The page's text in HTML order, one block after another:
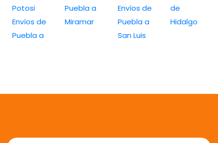
Potosi
Envíos de
Puebla a
Puebla a
Miramar
Envíos de
Puebla a
San Luis
de
Hidalgo